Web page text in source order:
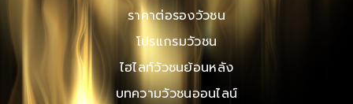
ราคาต่อรองวัวชน
โปรแกรมวัวชน
ไฮไลท์วัวชนย้อนหลัง
บทความวัวชนออนไลน์